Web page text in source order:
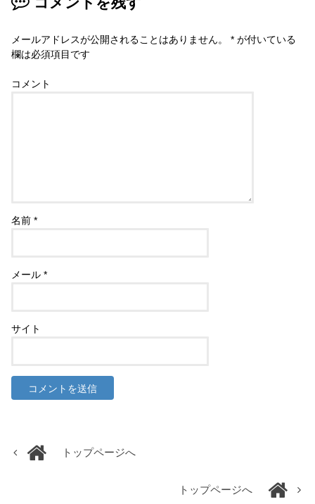
メールアドレスが公開されることはありません。 * が付いている
欄は必須項目です
コメント
名前*
メール*
サイト
トップページへ
トップページへ